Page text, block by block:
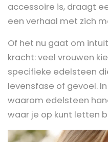
accessoire is, draagt
een verhaal met zich
Of het nu gaat om
kracht: veel vrouwen
specifieke edelsteen
levensfase of gevoel.
waarom edelsteen
waar je op kunt letten